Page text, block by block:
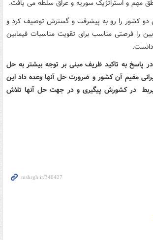
مهم و استراتژیک سوریه و عراق سلطه می یافت.
دو کشور را رو به پیشرفت و گسترش توصیف کرد و
را فرصتی مناسب برای تقویت مناسبات فیمابین
در پاسخ به تاکید ظریف مبنی بر توجه بیشتر به حل
مقیم آن کشور و ضرورت حل آنها وعده داد این
در کشورش پیگیری و در جهت حل آنها تلاش